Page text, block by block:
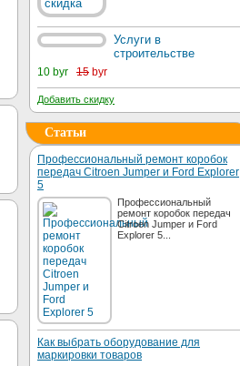
Услуги в
строительстве
10 byr 15 byr
Добавить скидку
Статьи
Профессиональный ремонт коробок
передач Citroen Jumper и Ford Explorer
5
Профессиональный
ремонт коробок передач
Citroen Jumper и Ford
Explorer 5...
Как выбрать оборудование для
маркировки товаров